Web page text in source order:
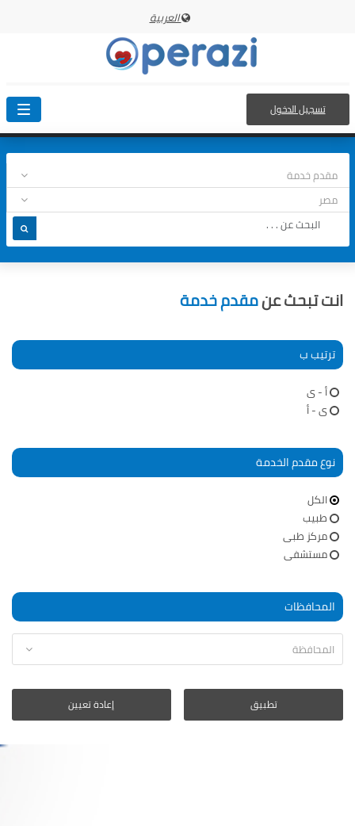
العربية
تسجيل الدخول
انت تبحث عنمقدم خدمة
ترتيب ب
أ - ى
ى - أ
نوع مقدم الخدمة
الكل
طبيب
مركز طبى
مستشفى
المحافظات
إعادة تعيين تطبيق